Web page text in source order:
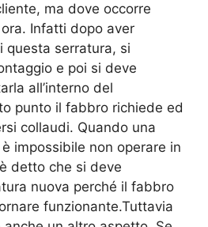
ma dove occorre
Infatti dopo aver
questa serratura, si
e poi si deve
all’interno del
punto il fabbro richiede ed
collaudi. Quando una
impossibile non operare in
detto che si deve
nuova perché il fabbro
funzionante.Tuttavia